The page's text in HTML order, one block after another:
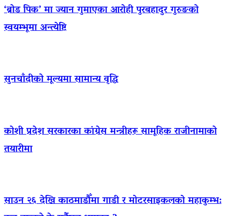
‘ब्रोड पिक’ मा ज्यान गुमाएका आराेही पुरबहादुर गुरुङको
स्वयम्भूमा अन्त्येष्टि
सुनचाँदीको मूल्यमा सामान्य वृद्धि
कोशी प्रदेश सरकारका कांग्रेस मन्त्रीहरू सामूहिक राजीनामाको
तयारीमा
साउन २६ देखि काठमाडौँमा गाडी र मोटरसाइकलको महाकुम्भ: